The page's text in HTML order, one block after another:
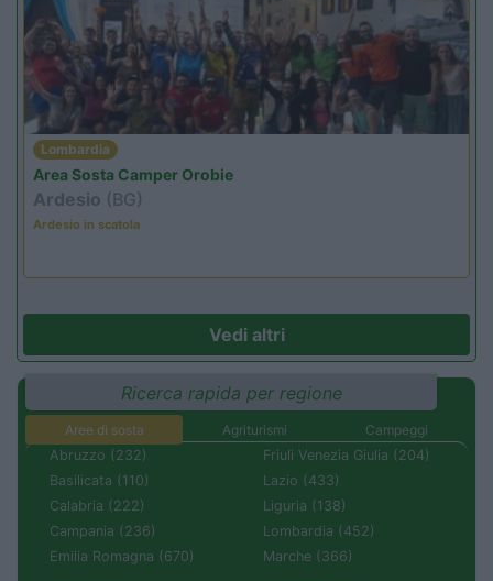
Lombardia
Area Sosta Camper Orobie
Ardesio (BG)
Ardesio in scatola
Vedi altri
Ricerca rapida per regione
Aree di sosta Agriturismi
Campeggi
Abruzzo (232)
Basilicata (110)
Calabria (222)
Campania (236)
Emilia Romagna (670)
Friuli Venezia Giulia (204)
Lazio (433)
Liguria (138)
Lombardia (452)
Marche (366)